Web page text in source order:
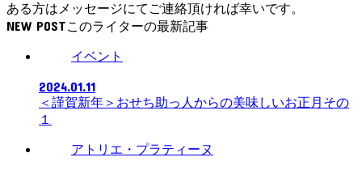
ある方はメッセージにてご連絡頂ければ幸いです。
NEW POST
イベント
2024.01.11
＜謹賀新年＞おせち助っ人からの美味しいお正月その
１
アトリエ・プラティーヌ